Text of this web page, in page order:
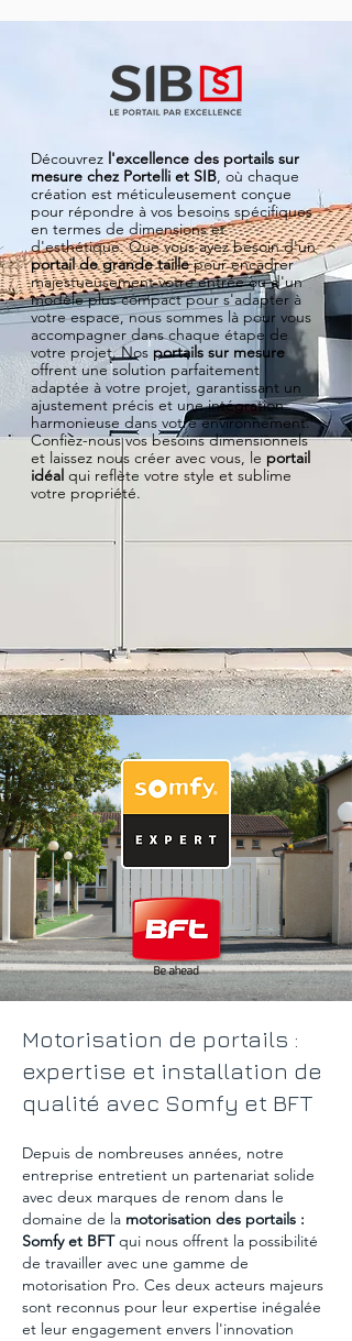
Découvrez l'excellence des portails sur
mesure chez Portelli et SIB, où chaque
création est méticuleusement conçue
pour répondre à vos besoins spécifiques
en termes de dimensions et
d'esthétique. Que vous ayez besoin d'un
portail de grande taillepour encadrer
majestueusement votre entrée ou d'un
modèle plus compact pour s'adapter à
votre espace, nous sommes là pour vous
accompagner dans chaque étape de
votre projet. Nosportails sur mesure
offrent une solution parfaitement
adaptée à votre projet, garantissant un
ajustement précis et une intégration
harmonieuse dans votre environnement.
Confiez-nous vos besoins dimensionnels
et laissez nous créer avec vous, le portail
idéal qui reflète votre style et sublime
votre propriété.
Motorisation de portails :
expertise et installation de
qualité avec Somfy et BFT
Depuis de nombreuses années, notre
entreprise entretient un partenariat solide
avec deux marques de renom dans le
domaine de la motorisation des portails :
Somfy et BFTqui nous offrent la possibilité
de travailler avec une gamme de
motorisation Pro. Ces deux acteurs majeurs
sont reconnus pour leur expertise inégalée
et leur engagement envers l'innovation